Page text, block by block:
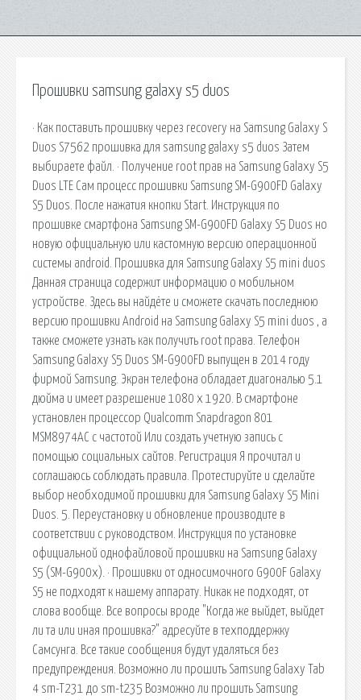
Прошивки samsung galaxy s5 duos
· Как поставить прошивку через recovery на Samsung Galaxy S
Duos S7562 прошивка для samsung galaxy s5 duos Затем
выбираете файл. · Получение root прав на Samsung Galaxy S5
Duos LTE Сам процесс прошивки Samsung SM-G900FD Galaxy
S5 Duos. После нажатия кнопки Start. Инструкция по
прошивке смартфона Samsung SM-G900FD Galaxy S5 Duos но
новую официальную или кастомную версию операционной
системы android. Прошивка для Samsung Galaxy S5 mini duos
Данная страница содержит информацию о мобильном
устройстве. Здесь вы найдёте и сможете скачать последнюю
версию прошивки Android на Samsung Galaxy S5 mini duos , а
также сможете узнать как получить root права. Телефон
Samsung Galaxy S5 Duos SM-G900FD выпущен в 2014 году
фирмой Samsung. Экран телефона обладает диагональю 5.1
дюйма и имеет разрешение 1080 x 1920. В смартфоне
установлен процессор Qualcomm Snapdragon 801
MSM8974AC с частотой Или создать учетную запись с
помощью социальных сайтов. Регистрация Я прочитал и
соглашаюсь соблюдать правила. Протестируйте и сделайте
выбор необходимой прошивки для Samsung Galaxy S5 Mini
Duos. 5. Переустановку и обновление производите в
соответствии с руководством. Инструкция по установке
официальной однофайловой прошивки на Samsung Galaxy
S5 (SM-G900x). · Прошивки от односимочного G900F Galaxy
S5 не подходят к нашему аппарату. Никак не подходят, от
слова вообще. Все вопросы вроде "Когда же выйдет, выйдет
ли та или иная прошивка?" адресуйте в техподдержку
Самсунга. Все такие сообщения будут удаляться без
предупреждения. Возможно ли прошить Samsung Galaxy Tab
4 sm-T231 до sm-t235 Возможно ли прошить Samsung